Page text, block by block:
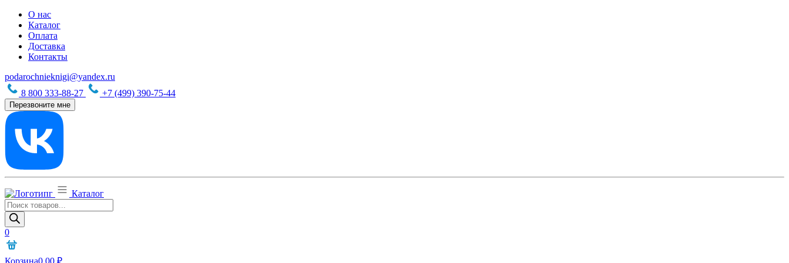
О нас
Каталог
Оплата
Доставка
Контакты
podarochnieknigi@yandex.ru
8 800 333-88-27
+7 (499) 390-75-44
Перезвоните мне
Каталог
Поиск
товаров
0
Корзина0,00 ₽